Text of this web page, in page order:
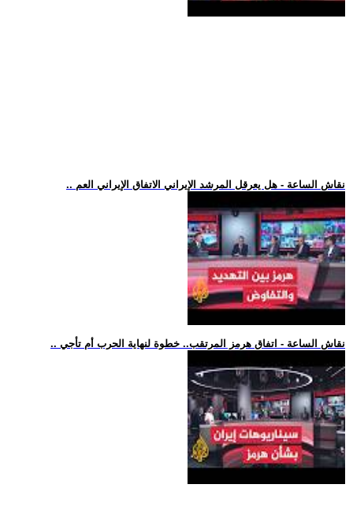
.. نقاش الساعة - هل يعرقل المرشد الإيراني الاتفاق الإيراني العم
.. نقاش الساعة - اتفاق هرمز المرتقب.. خطوة لنهاية الحرب أم تأجي